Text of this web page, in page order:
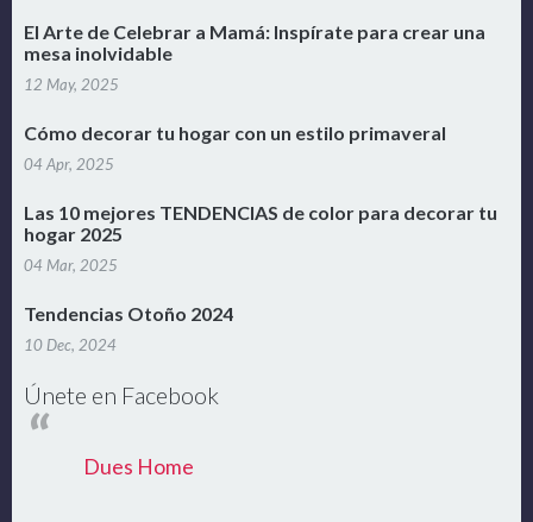
El Arte de Celebrar a Mamá: Inspírate para crear una
mesa inolvidable
12 May, 2025
Cómo decorar tu hogar con un estilo primaveral
04 Apr, 2025
Las 10 mejores TENDENCIAS de color para decorar tu
hogar 2025
04 Mar, 2025
Tendencias Otoño 2024
10 Dec, 2024
Únete en Facebook
Dues Home